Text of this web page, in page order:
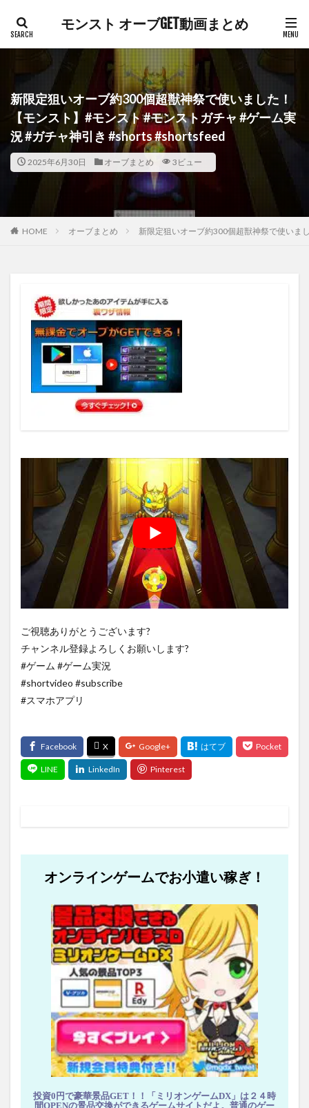
モンスト オーブGET動画まとめ
新限定狙いオーブ約300個超獣神祭で使いました！
【モンスト】#モンスト #モンストガチャ #ゲーム実
況 #ガチャ神引き #shorts #shortsfeed
2025年6月30日 オーブまとめ 3ビュー
HOME オーブまとめ 新限定狙いオーブ約300個超獣神祭で使いま
ご視聴ありがとうございます?
チャンネル登録よろしくお願いします?
#ゲーム #ゲーム実況
#shortvideo #subscribe
#スマホアプリ
オンラインゲームでお小遣い稼ぎ！
投資0円で豪華景品GET！！「ミリオンゲームDX」は２４時
間OPENの景品交換ができるゲームサイトだよ。普通のゲー